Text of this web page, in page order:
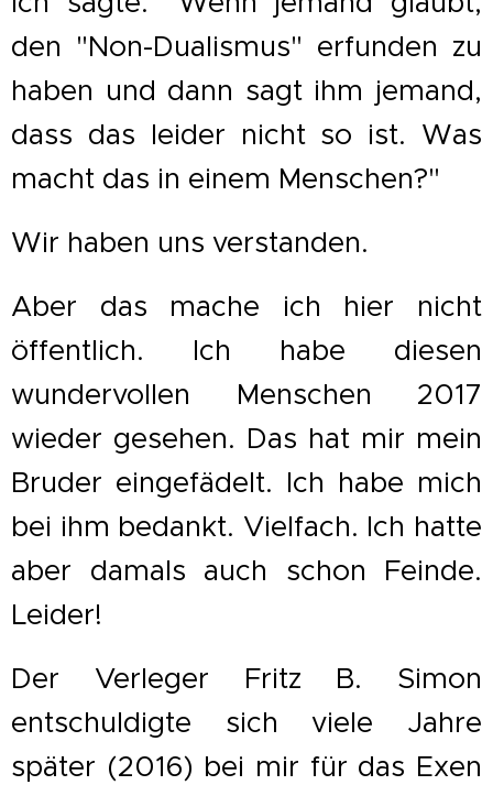
den "Non-Dualismus" erfunden zu
haben und dann sagt ihm jemand,
dass das leider nicht so ist. Was
macht das in einem Menschen?"
Wir haben uns verstanden.
Aber das mache ich hier nicht
öffentlich. Ich habe diesen
wundervollen Menschen 2017
wieder gesehen. Das hat mir mein
Bruder eingefädelt. Ich habe mich
bei ihm bedankt. Vielfach. Ich hatte
aber damals auch schon Feinde.
Leider!
Der Verleger Fritz B. Simon
entschuldigte sich viele Jahre
später (2016) bei mir für das Exen